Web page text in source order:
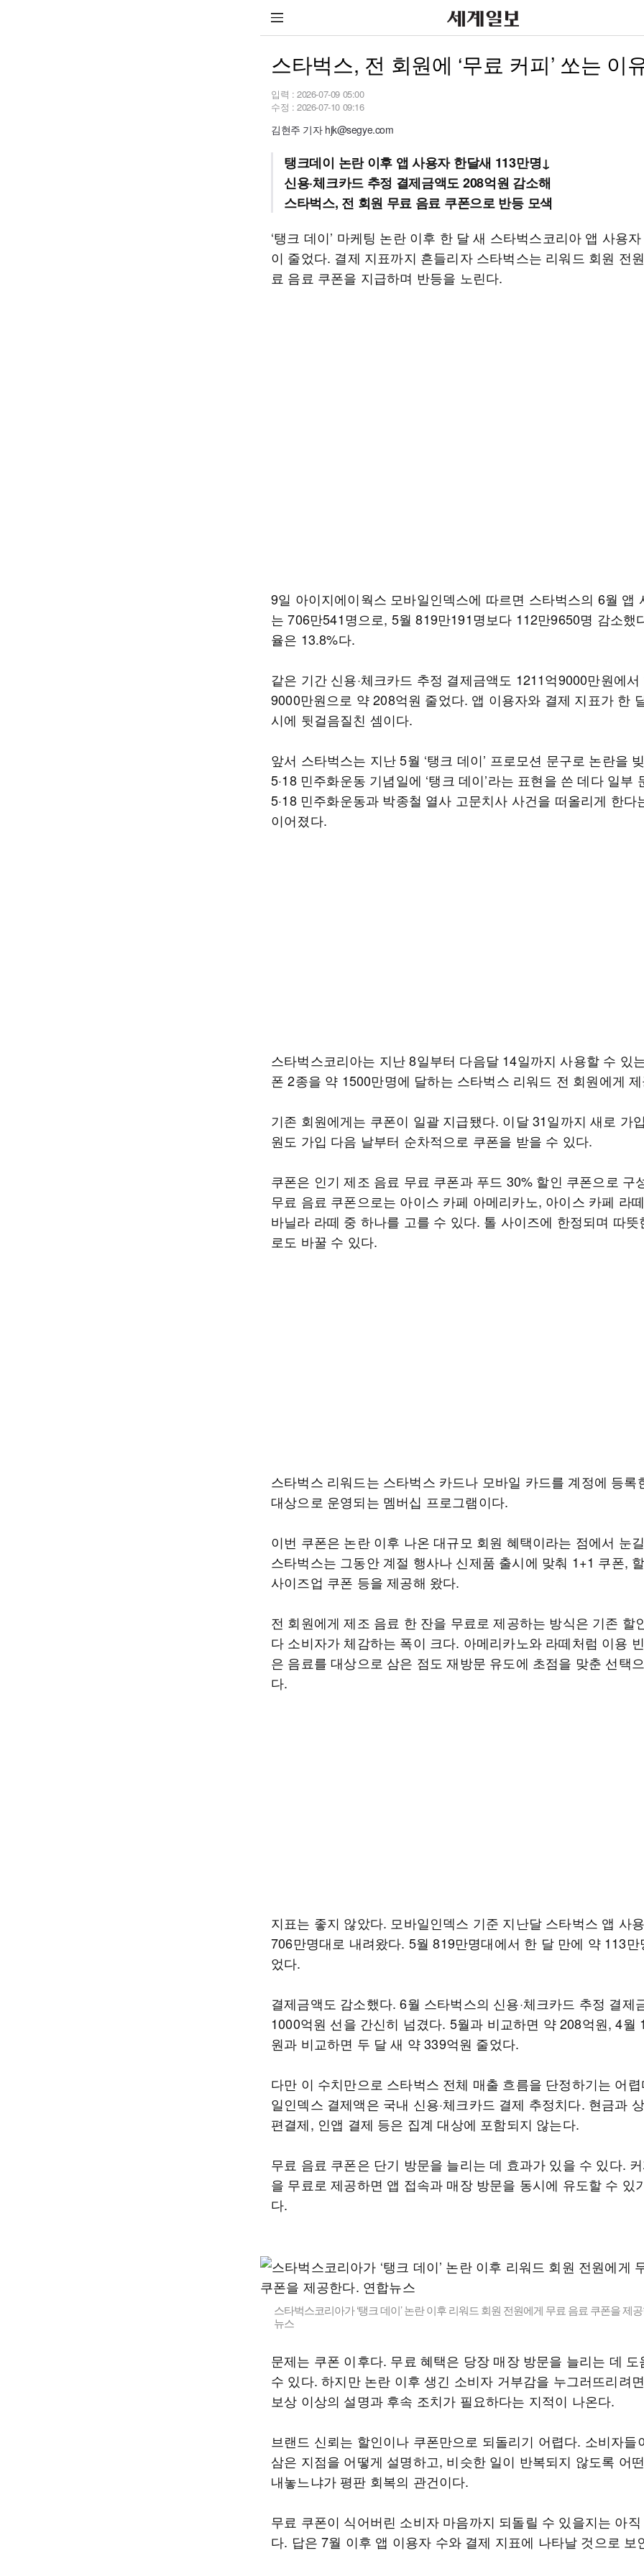
스타벅스, 전 회원에 ‘무료 커피’ 쏘는 이
입력 : 2026-07-09 05:00
수정 : 2026-07-10 09:16
김현주 기자 hjk@segye.com
탱크데이 논란 이후 앱 사용자 한달새 113만명↓
신용·체크카드 추정 결제금액도 208억원 감소해
스타벅스, 전 회원 무료 음료 쿠폰으로 반등 모색
‘탱크 데이’ 마케팅 논란 이후 한 달 새 스타벅스코리아 앱 사용
이 줄었다. 결제 지표까지 흔들리자 스타벅스는 리워드 회원 전
료 음료 쿠폰을 지급하며 반등을 노린다.
9일 아이지에이웍스 모바일인덱스에 따르면 스타벅스의 6월 앱
는 706만541명으로, 5월 819만191명보다 112만9650명 감소했
율은 13.8%다.
같은 기간 신용·체크카드 추정 결제금액도 1211억9000만원에서
9000만원으로 약 208억원 줄었다. 앱 이용자와 결제 지표가 한
시에 뒷걸음질친 셈이다.
앞서 스타벅스는 지난 5월 ‘탱크 데이’ 프로모션 문구로 논란을
5·18 민주화운동 기념일에 ‘탱크 데이’라는 표현을 쓴 데다 일부
5·18 민주화운동과 박종철 열사 고문치사 사건을 떠올리게 한다
이어졌다.
스타벅스코리아는 지난 8일부터 다음달 14일까지 사용할 수 있
폰 2종을 약 1500만명에 달하는 스타벅스 리워드 전 회원에게
기존 회원에게는 쿠폰이 일괄 지급됐다. 이달 31일까지 새로 가
원도 가입 다음 날부터 순차적으로 쿠폰을 받을 수 있다.
쿠폰은 인기 제조 음료 무료 쿠폰과 푸드 30% 할인 쿠폰으로 구
무료 음료 쿠폰으로는 아이스 카페 아메리카노, 아이스 카페 라
바닐라 라떼 중 하나를 고를 수 있다. 톨 사이즈에 한정되며 따뜻
로도 바꿀 수 있다.
스타벅스 리워드는 스타벅스 카드나 모바일 카드를 계정에 등록
대상으로 운영되는 멤버십 프로그램이다.
이번 쿠폰은 논란 이후 나온 대규모 회원 혜택이라는 점에서 눈
스타벅스는 그동안 계절 행사나 신제품 출시에 맞춰 1+1 쿠폰,
사이즈업 쿠폰 등을 제공해 왔다.
전 회원에게 제조 음료 한 잔을 무료로 제공하는 방식은 기존 할
다 소비자가 체감하는 폭이 크다. 아메리카노와 라떼처럼 이용
은 음료를 대상으로 삼은 점도 재방문 유도에 초점을 맞춘 선택
다.
지표는 좋지 않았다. 모바일인덱스 기준 지난달 스타벅스 앱 사
706만명대로 내려왔다. 5월 819만명대에서 한 달 만에 약 113만
었다.
결제금액도 감소했다. 6월 스타벅스의 신용·체크카드 추정 결제
1000억원 선을 간신히 넘겼다. 5월과 비교하면 약 208억원, 4월
원과 비교하면 두 달 새 약 339억원 줄었다.
다만 이 수치만으로 스타벅스 전체 매출 흐름을 단정하기는 어
일인덱스 결제액은 국내 신용·체크카드 결제 추정치다. 현금과
편결제, 인앱 결제 등은 집계 대상에 포함되지 않는다.
무료 음료 쿠폰은 단기 방문을 늘리는 데 효과가 있을 수 있다.
을 무료로 제공하면 앱 접속과 매장 방문을 동시에 유도할 수 있
다.
스타벅스코리아가 ‘탱크 데이’ 논란 이후 리워드 회원 전원에게 무료 음료 쿠폰을 제
뉴스
문제는 쿠폰 이후다. 무료 혜택은 당장 매장 방문을 늘리는 데 도
수 있다. 하지만 논란 이후 생긴 소비자 거부감을 누그러뜨리려
보상 이상의 설명과 후속 조치가 필요하다는 지적이 나온다.
브랜드 신뢰는 할인이나 쿠폰만으로 되돌리기 어렵다. 소비자들
삼은 지점을 어떻게 설명하고, 비슷한 일이 반복되지 않도록 어
내놓느냐가 평판 회복의 관건이다.
무료 쿠폰이 식어버린 소비자 마음까지 되돌릴 수 있을지는 아
다. 답은 7월 이후 앱 이용자 수와 결제 지표에 나타날 것으로 보